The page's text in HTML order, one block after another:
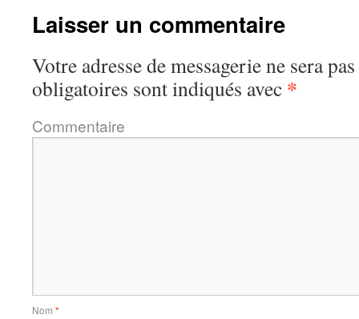
Laisser un commentaire
Votre adresse de messagerie ne sera
obligatoires sont indiqués avec *
Commentaire
Nom *